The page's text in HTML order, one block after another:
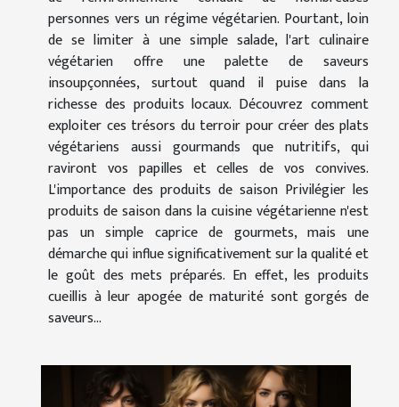
personnes vers un régime végétarien. Pourtant, loin
de se limiter à une simple salade, l'art culinaire
végétarien offre une palette de saveurs
insoupçonnées, surtout quand il puise dans la
richesse des produits locaux. Découvrez comment
exploiter ces trésors du terroir pour créer des plats
végétariens aussi gourmands que nutritifs, qui
raviront vos papilles et celles de vos convives.
L'importance des produits de saison Privilégier les
produits de saison dans la cuisine végétarienne n'est
pas un simple caprice de gourmets, mais une
démarche qui influe significativement sur la qualité et
le goût des mets préparés. En effet, les produits
cueillis à leur apogée de maturité sont gorgés de
saveurs...